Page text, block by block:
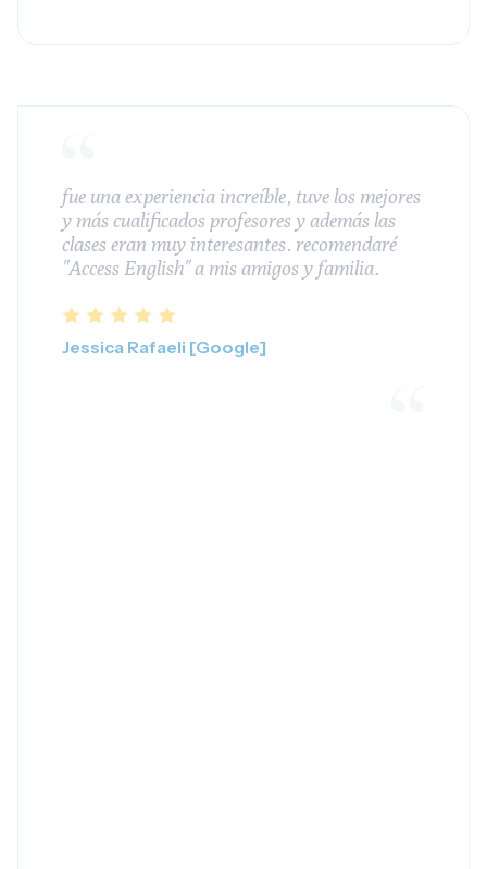
fue una experiencia increíble, tuve los mejores
y más cualificados profesores y además las
clases eran muy interesantes. recomendaré
"Access English" a mis amigos y familia.
Jessica Rafaeli [Google]